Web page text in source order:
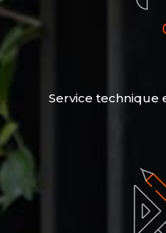
Service technique